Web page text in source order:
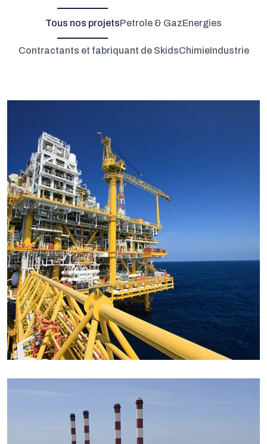
Tous nos projetsPetrole & GazEnergies
Contractants et fabriquant de SkidsChimieIndustrie